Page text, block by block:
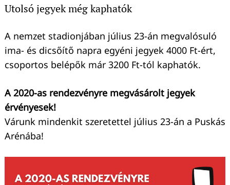
Utolsó jegyek még kaphatók
A nemzet stadionjában július 23-án megvalósuló
ima- és dicsőítő napra egyéni jegyek 4000 Ft-ért,
csoportos belépők már 3200 Ft-tól kaphatók.
A 2020-as rendezvényre megvásárolt jegyek
érvényesek!
Várunk mindenkit szeretettel július 23-án a Puskás
Arénába!